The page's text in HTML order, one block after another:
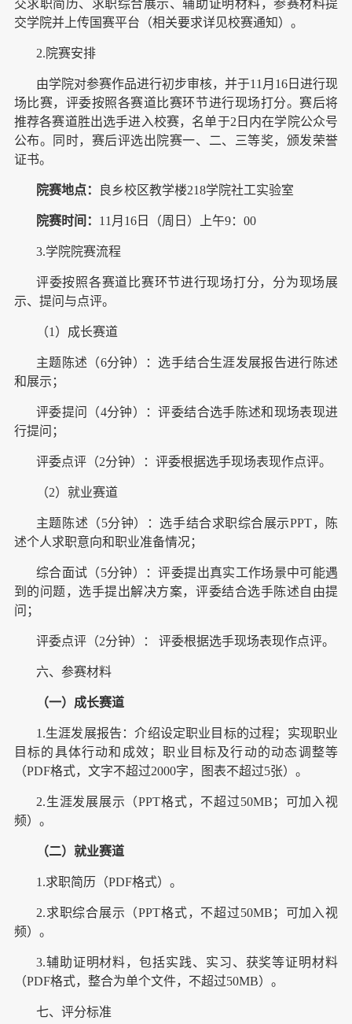
交求职简历、求职综合展示、辅助证明材料，参赛材料提
交学院并上传国赛平台（相关要求详见校赛通知）。
2.院赛安排
由学院对参赛作品进行初步审核，并于11月16日进行现
场比赛，评委按照各赛道比赛环节进行现场打分。赛后将
推荐各赛道胜出选手进入校赛，名单于2日内在学院公众号
公布。同时，赛后评选出院赛一、二、三等奖，颁发荣誉
证书。
院赛地点： 良乡校区教学楼218学院社工实验室
院赛时间： 11月16日（周日）上午9：00
3.学院院赛流程
评委按照各赛道比赛环节进行现场打分，分为现场展
示、提问与点评。
（1）成长赛道
主题陈述（6分钟）：选手结合生涯发展报告进行陈述
和展示；
评委提问（4分钟）：评委结合选手陈述和现场表现进
行提问；
评委点评（2分钟）：评委根据选手现场表现作点评。
（2）就业赛道
主题陈述（5分钟）：选手结合求职综合展示PPT，陈
述个人求职意向和职业准备情况；
综合面试（5分钟）：评委提出真实工作场景中可能遇
到的问题，选手提出解决方案，评委结合选手陈述自由提
问；
评委点评（2分钟）： 评委根据选手现场表现作点评。
六、参赛材料
（一）成长赛道
1.生涯发展报告：介绍设定职业目标的过程；实现职业
目标的具体行动和成效；职业目标及行动的动态调整等
（PDF格式，文字不超过2000字，图表不超过5张）。
2.生涯发展展示（PPT格式，不超过50MB；可加入视
频）。
（二）就业赛道
1.求职简历（PDF格式）。
2.求职综合展示（PPT格式，不超过50MB；可加入视
频）。
3.辅助证明材料，包括实践、实习、获奖等证明材料
（PDF格式，整合为单个文件，不超过50MB）。
七、评分标准